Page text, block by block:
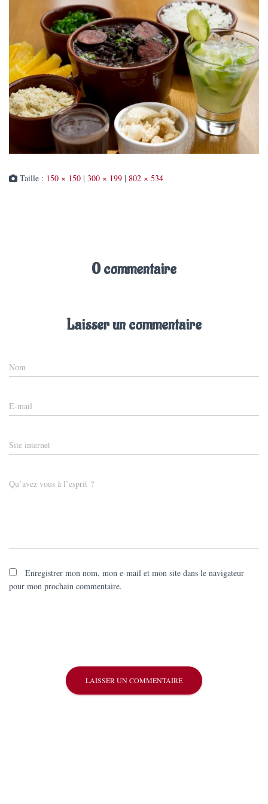
Taille : 150 × 150 | 300 × 199 | 802 × 534
0 commentaire
Laisser un commentaire
Nom
E-mail
Site internet
Qu’avez vous à l’esprit ?
Enregistrer mon nom, mon e-mail et mon site dans le navigateur
pour mon prochain commentaire.